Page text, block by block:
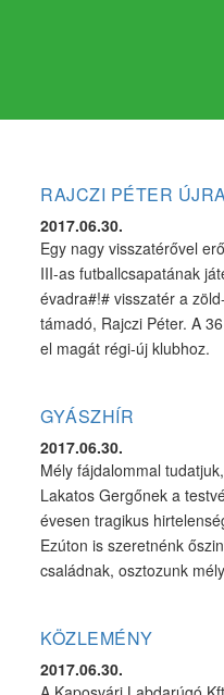
RAJCZI PÉTER
2017.06.30.
Egy nagy visszatérővel
III-as futballcsapatának
évadra#!# visszatér a
támadó, Rajczi Péter. A
el magát régi-új klubhoz.
GYÁSZHÍR
2017.06.30.
Mély fájdalommal
Lakatos Gergőnek a
évesen tragikus
Ezúton is szeretnénk
családnak, osztozunk
KÖZLEMÉNY
2017.06.30.